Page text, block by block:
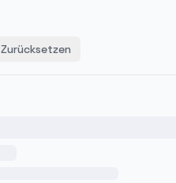
Zurücksetzen